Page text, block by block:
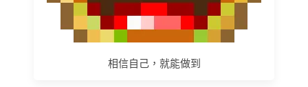
相信自己，就能做到